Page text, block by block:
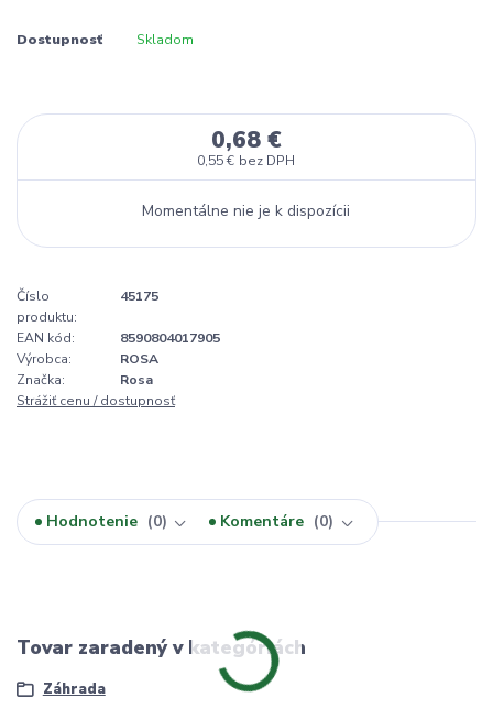
Dostupnosť Skladom
0,68 €
0,55 € bez DPH
Momentálne nie je k dispozícii
Číslo
produktu:
45175
EAN kód:
8590804017905
Výrobca:
ROSA
Značka:
Rosa
Strážiť cenu / dostupnosť
Hodnotenie 0 Komentáre 0
Tovar zaradený v kategóriách
Záhrada